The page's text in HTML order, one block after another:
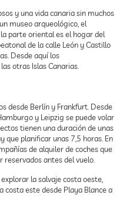
y una vida canaria sin muchos
museo arqueológico, el
parte oriental es el hogar del
de la calle León y Castillo
Desde aquí los
otras Islas Canarias.
desde Berlín y Frankfurt. Desde
y Leipzig se puede volar
tienen una duración de unas
que planificar unas 7,5 horas. En
de alquiler de coches que
reservados antes del vuelo.
la salvaje costa oeste,
costa este desde Playa Blance a